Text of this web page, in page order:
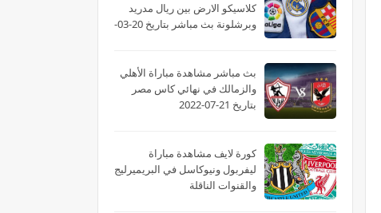
كلاسيكو الارض بين ريال مدريد
وبرشلونة بث مباشر بتاريخ 20-03-
بث مباشر مشاهدة مباراة الأهلي
والزمالك في نهائي كاس مصر
بتاريخ 21-07-2022
كورة لايف مشاهدة مباراة
ليفربول ونيوكاسل في البريميرليج
والقنوات الناقلة